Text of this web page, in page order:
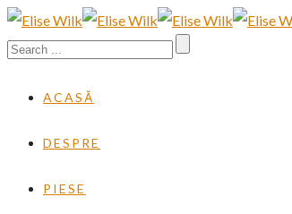
ACASĂ
DESPRE
PIESE